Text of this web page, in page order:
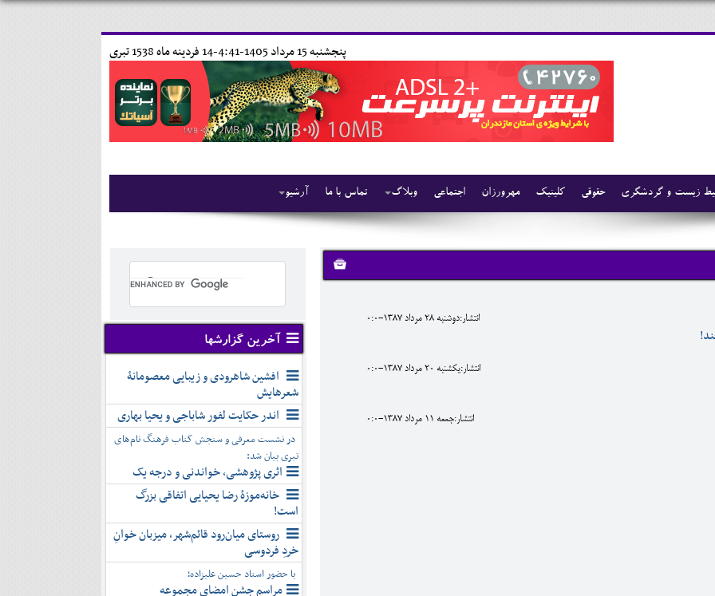
14 فردينه ماه 1538 تبری پنجشنبه 15 مرداد 1405-4:41-
آرشیو تماس با ما وبلاگ اجتماعی مهرورزان کلینیک حقوقی زیست و گردشگری
انتشار:دوشنبه 28 مرداد 1387-0:0
انتشار:يکشنبه 20 مرداد 1387-0:0
انتشار:جمعه 11 مرداد 1387-0:0
آخرین گزارشها
افشین شاهرودی و زیبایی معصومانۀ
شعرهایش
اندر حکایت لفور شاباجی و یحیا بهاری
در نشست معرفی و سنجش کتاب فرهنگ نام‌های
تبری بیان شد:
اثری پژوهشی، خواندنی و درجه یک
خانه‌موزۀ رضا یحیایی اتفاقی بزرگ
است!
روستای میان‌رود قائم‌شهر، میزبان خوانِ
خردِ فردوسی
با حضور استاد حسین علیزاده؛
مراسم جشن امضای مجموعه